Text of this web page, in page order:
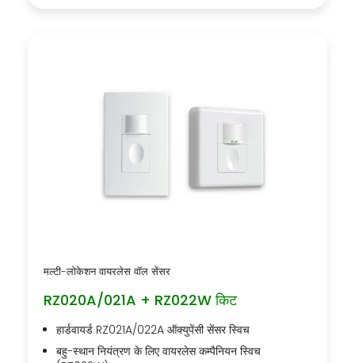
मल्टी-लोकेशन वायरलेस वॉल सेंसर
RZ020A/021A + RZ022W किट
हार्डवायर्ड RZ021A/022A ऑक्युपेंसी सेंसर स्विच
बहु-स्थान नियंत्रण के लिए वायरलेस कम्पैनियन स्विच